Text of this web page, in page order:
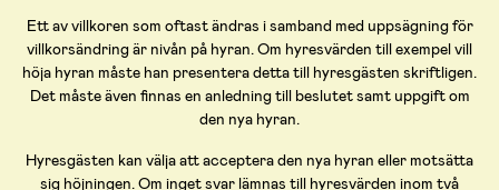
Ett av villkoren som oftast ändras i samband med uppsägning för
villkorsändring är nivån på hyran. Om hyresvärden till exempel vill
höja hyran måste han presentera detta till hyresgästen skriftligen.
Det måste även finnas en anledning till beslutet samt uppgift om
den nya hyran.
Hyresgästen kan välja att acceptera den nya hyran eller motsätta
sig höjningen. Om inget svar lämnas till hyresvärden inom två